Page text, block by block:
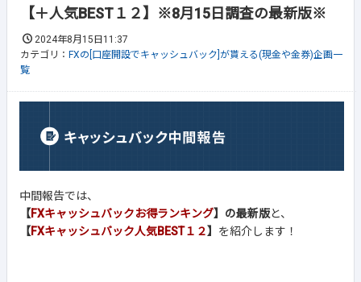
【＋人気BEST１２】※8月15日調査の最新版※
2024年8月15日11:37
カテゴリ： FXの[口座開設でキャッシュバック]が貰える(現金や金券)企画一
覧
中間報告では、
【FXキャッシュバックお得ランキング】の最新版と、
【FXキャッシュバック人気BEST１２】 を紹介します！